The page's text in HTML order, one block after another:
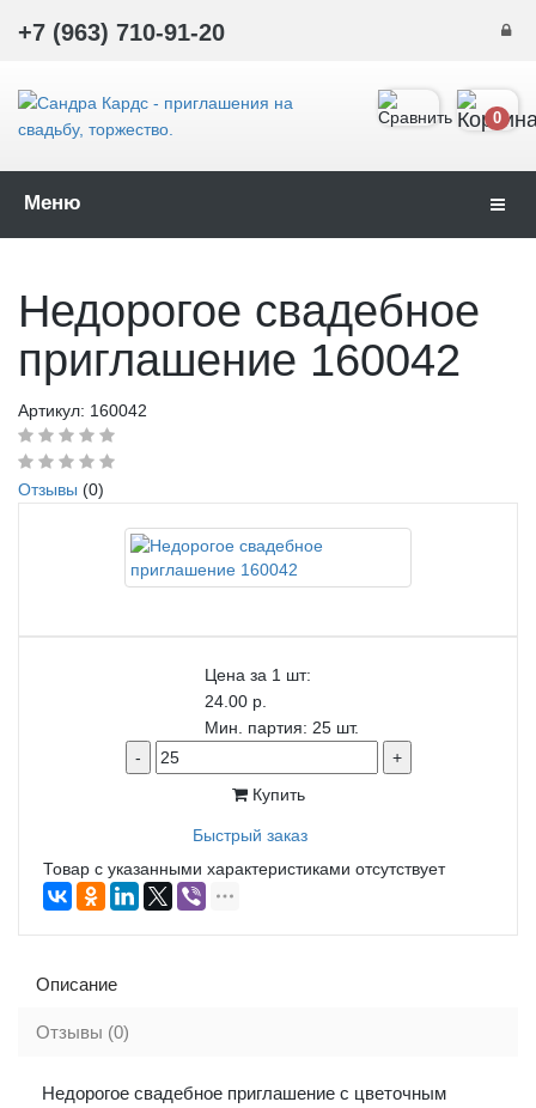
+7 (963) 710-91-20
0
Меню
Недорогое свадебное
приглашение 160042
Артикул: 160042
Отзывы (0)
Цена за 1 шт:
24.00 р.
Мин. партия: 25 шт.
-
+
Купить
Быстрый заказ
Товар с указанными характеристиками отсутствует
Описание
Отзывы (0)
Недорогое свадебное приглашение с цветочным